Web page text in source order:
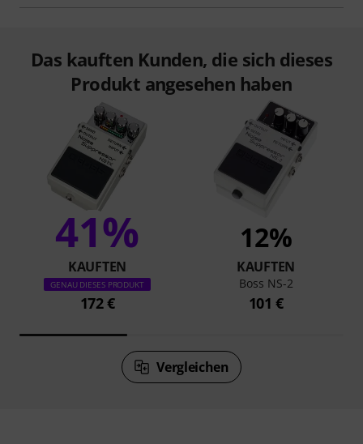
Das kauften Kunden, die sich dieses
Produkt angesehen haben
41%
KAUFTEN
GENAU DIESES PRODUKT
172 €
12%
KAUFTEN
Boss NS-2
101 €
Vergleichen